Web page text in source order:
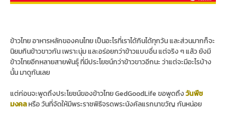
ข้าวไทย อาหารหลักของคนไทย เป็นอะไรที่เราได้กินได้ทุกวัน และส่วนมากก็จะ
นิยมกินข้าวขาวกัน เพราะนุ่ม และอร่อยกว่าข้าวแบบอื่น แต่จริง ๆ แล้ว ยังมี
ข้าวไทยอีกหลายสายพันธุ์ ที่มีประโยชน์กว่าข้าวขาวอีกนะ ว่าแต่จะมีอะไรบ้าง
นั้น มาดูกันเลย
แต่ก่อนจะพูดถึงประโยชน์ของข้าวไทย GedGoodLife ขอพูดถึงวันพืช
มงคลหรือ วันที่จัดให้มีพระราชพิธีจรดพระนังคัลแรกนาขวัญ กันหน่อย